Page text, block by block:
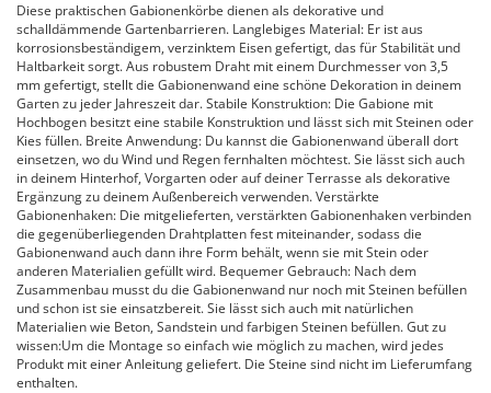
Diese praktischen Gabionenkörbe dienen als dekorative und
schalldämmende Gartenbarrieren. Langlebiges Material: Er ist aus
korrosionsbeständigem, verzinktem Eisen gefertigt, das für Stabilität und
Haltbarkeit sorgt. Aus robustem Draht mit einem Durchmesser von 3,5
mm gefertigt, stellt die Gabionenwand eine schöne Dekoration in deinem
Garten zu jeder Jahreszeit dar. Stabile Konstruktion: Die Gabione mit
Hochbogen besitzt eine stabile Konstruktion und lässt sich mit Steinen oder
Kies füllen. Breite Anwendung: Du kannst die Gabionenwand überall dort
einsetzen, wo du Wind und Regen fernhalten möchtest. Sie lässt sich auch
in deinem Hinterhof, Vorgarten oder auf deiner Terrasse als dekorative
Ergänzung zu deinem Außenbereich verwenden. Verstärkte
Gabionenhaken: Die mitgelieferten, verstärkten Gabionenhaken verbinden
die gegenüberliegenden Drahtplatten fest miteinander, sodass die
Gabionenwand auch dann ihre Form behält, wenn sie mit Stein oder
anderen Materialien gefüllt wird. Bequemer Gebrauch: Nach dem
Zusammenbau musst du die Gabionenwand nur noch mit Steinen befüllen
und schon ist sie einsatzbereit. Sie lässt sich auch mit natürlichen
Materialien wie Beton, Sandstein und farbigen Steinen befüllen. Gut zu
wissen:Um die Montage so einfach wie möglich zu machen, wird jedes
Produkt mit einer Anleitung geliefert. Die Steine sind nicht im Lieferumfang
enthalten.